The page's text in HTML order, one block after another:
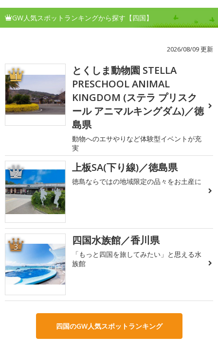
GW人気スポットランキングから探す【四国】
2026/08/09 更新
1
とくしま動物園 STELLA
PRESCHOOL ANIMAL
KINGDOM (ステラ プリスク
ール アニマルキングダム)／徳
島県
動物へのエサやりなど体験型イベントが充
実
2 上板SA(下り線)／徳島県
徳島ならではの地域限定の品々をお土産に
3 四国水族館／香川県
「もっと四国を旅してみたい」と思える水
族館
四国のGW人気スポットランキング